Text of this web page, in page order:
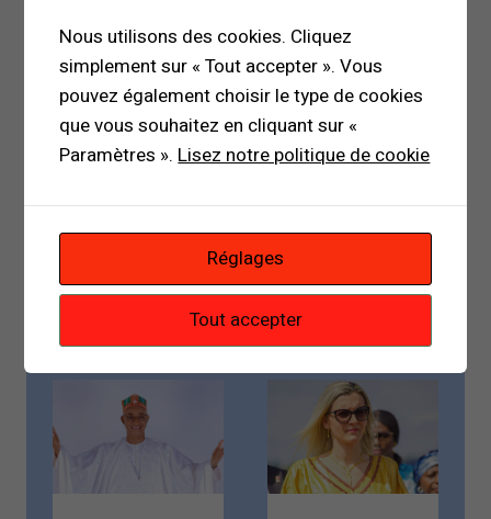
Navigation
de
l’article
PRÉCÉDENT
Barack Obama
dénonce une “dérive
autoritaire” de
Donald Trump
SUIVANT
Mamady
Doumbouya: le
parjure d’un chef de
transition devenu
succession
Publications similaires
Nous utilisons des cookies. Cliquez
simplement sur « Tout accepter ». Vous
pouvez également choisir le type de cookies
que vous souhaitez en cliquant sur «
Paramètres ». Lisez notre politique de cookie
Réglages
Tout accepter